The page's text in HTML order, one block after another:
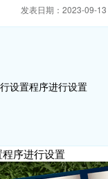
发表日期：2023-09-13
设置程序进行设置
序进行设置